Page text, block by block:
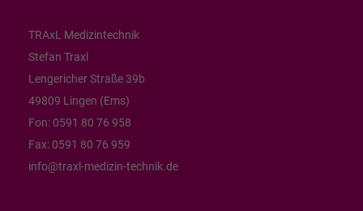
TRAxL Medizintechnik
Stefan Traxl
Lengericher Straße 39b
49809 Lingen (Ems)
Fon: 0591 80 76 958
Fax: 0591 80 76 959
info@traxl-medizin-technik.de